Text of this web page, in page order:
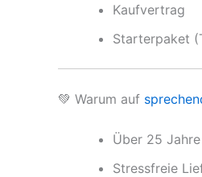
Kaufvertrag
Starterpaket
💚 Warum auf
Über 25
Stressfreie